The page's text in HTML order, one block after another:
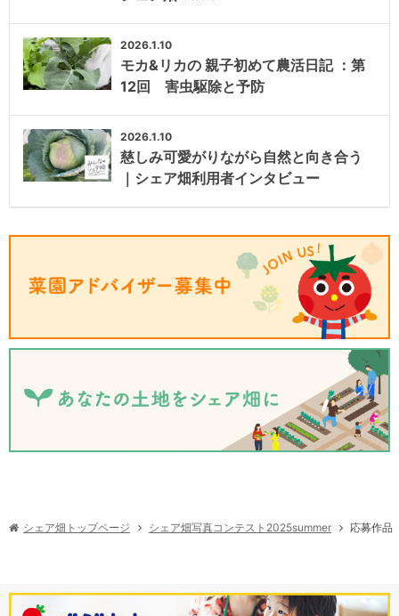
2026.1.10
モカ&リカの 親子初めて農活日記 ：第
12回 害虫駆除と予防
2026.1.10
慈しみ可愛がりながら自然と向き合う
｜シェア畑利用者インタビュー
シェア畑トップページ シェア畑写真コンテスト2025summer 応募作品